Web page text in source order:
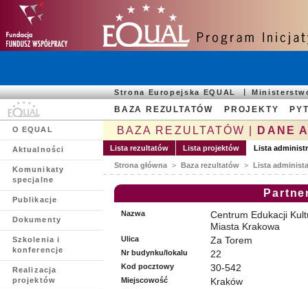
Strona Europejska EQUAL
BAZA REZULTATÓW PROJEKTY
O EQUAL
Aktualności
Komunikaty
specjalne
Publikacje
Dokumenty
Szkolenia i
konferencje
Realizacja
projektów
BAZA REZULTATÓW | DANE
Lista rezultatów Lista projektów Lista
Strona główna > Baza rezultatów > Lista
Nazwa
Centrum Edukacji
Miasta Krakowa
Ulica Za Torem
Nr budynku/lokalu 22
Kod pocztowy 30-542
Miejscowość Kraków